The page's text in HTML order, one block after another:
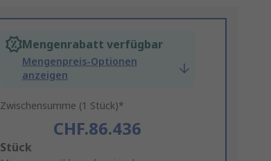
Mengenrabatt verfügbar
Mengenpreis-Optionen
anzeigen
Zwischensumme (1 Stück)*
CHF.86.436
Add
Stück